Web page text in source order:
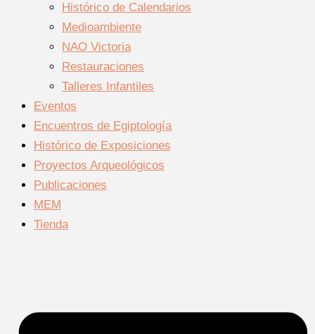
Histórico de Calendarios
Medioambiente
NAO Victoria
Restauraciones
Talleres Infantiles
Eventos
Encuentros de Egiptología
Histórico de Exposiciones
Proyectos Arqueológicos
Publicaciones
MEM
Tienda